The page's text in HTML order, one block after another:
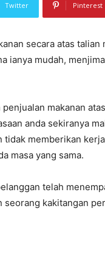
Twitter Pinterest
secara atas
ianya mudah,
makanan
anda sekiranya
tidak memberikan
masa yang sama.
telah
seorang kakitangan